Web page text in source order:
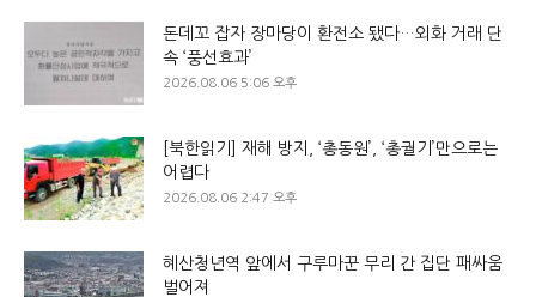
돈데꼬 잡자 장마당이 환전소 됐다…외화 거래 단
속 ‘풍선효과’
2026.08.06 5:06 오후
[북한읽기] 재해 방지, ‘총동원’, ‘총궐기’만으로는
어렵다
2026.08.06 2:47 오후
혜산청년역 앞에서 구루마꾼 무리 간 집단 패싸움
벌어져